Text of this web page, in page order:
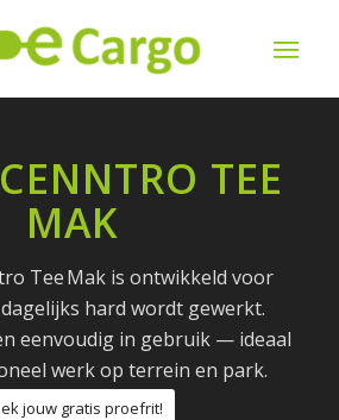
TEE
MAK
Tee Mak is ontwikkeld voor
hard wordt gewerkt.
eenvoudig in gebruik — ideaal
werk op terrein en park.
jouw gratis proefrit!